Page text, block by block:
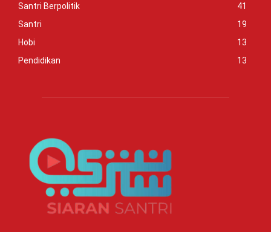
Santri Berpolitik
41
Santri
19
Hobi
13
Pendidikan
13